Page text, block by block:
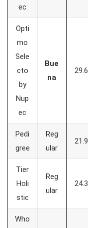
ec
Opti
mo
Sele
cto
by
Nup
ec
Bue
na
29.6
Pedi
gree
Reg
ular
21.9
Tier
Holi
stic
Reg
ular
24.3
Who